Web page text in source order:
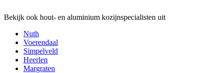
Bekijk ook hout- en aluminium kozijnspecialisten uit
Nuth
Voerendaal
Simpelveld
Heerlen
Margraten